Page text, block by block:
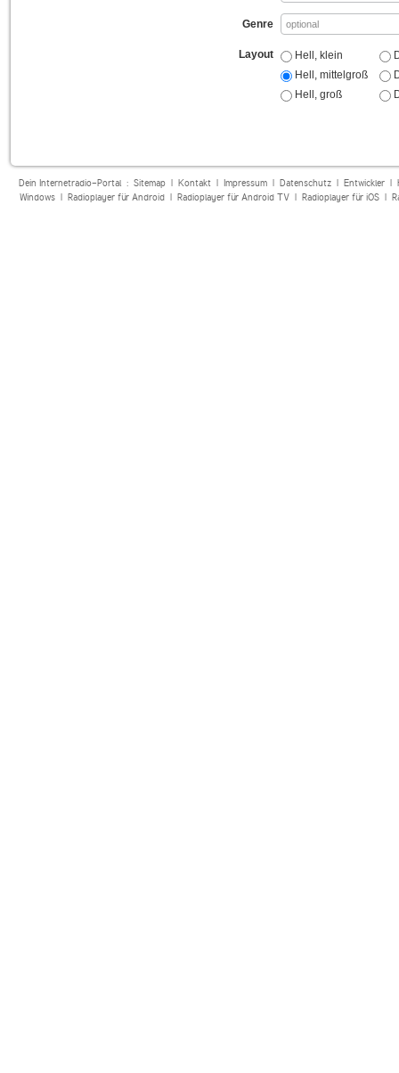
Genre
Layout
Hell, klein
Hell, mittelgroß
Hell, groß
Dein Internetradio-Portal : Sitemap| Kontakt| Impressum| Datenschutz| Entwickler|
Windows| Radioplayer für Android| Radioplayer für Android TV| Radioplayer für iOS|